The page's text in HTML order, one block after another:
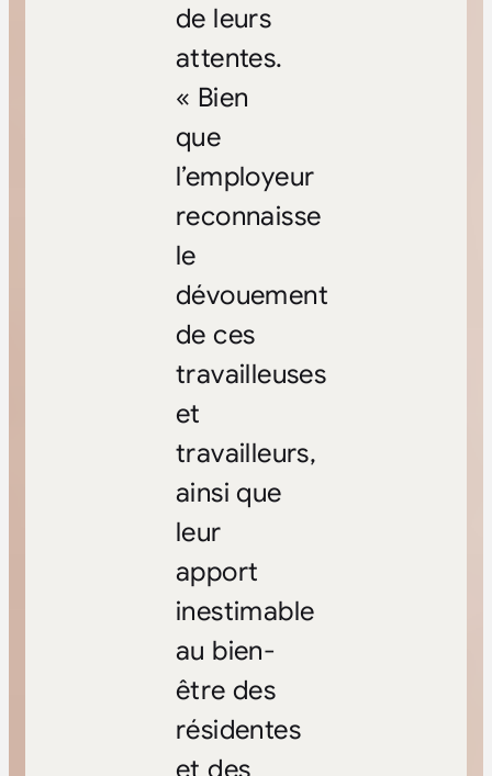
de leurs
attentes.
« Bien
que
l’employeur
reconnaisse
le
dévouement
de ces
travailleuses
et
travailleurs,
ainsi que
leur
apport
inestimable
au bien-
être des
résidentes
et des